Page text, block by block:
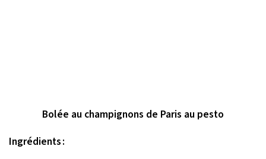
Bolée au champignons de Paris au pesto
Ingrédients :